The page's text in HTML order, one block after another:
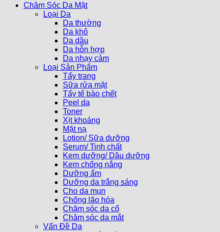
Chăm Sóc Da Mặt
Loại Da
Da thường
Da khô
Da dầu
Da hỗn hợp
Da nhạy cảm
Loại Sản Phẩm
Tẩy trang
Sữa rửa mặt
Tẩy tế bào chết
Peel da
Toner
Xịt khoáng
Mặt nạ
Lotion/ Sữa dưỡng
Serum/ Tinh chất
Kem dưỡng/ Dầu dưỡng
Kem chống nắng
Dưỡng ẩm
Dưỡng da trắng sáng
Cho da mụn
Chống lão hóa
Chăm sóc da cổ
Chăm sóc da mắt
Vấn Đề Da